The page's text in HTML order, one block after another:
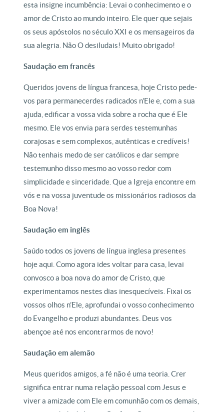
esta insigne incumbência: Levai o conhecimento e o
amor de Cristo ao mundo inteiro. Ele quer que sejais
os seus apóstolos no século XXI e os mensageiros da
sua alegria. Não O desiludais! Muito obrigado!
Saudação em francês
Queridos jovens de língua francesa, hoje Cristo pede-
vos para permanecerdes radicados n’Ele e, com a sua
ajuda, edificar a vossa vida sobre a rocha que é Ele
mesmo. Ele vos envia para serdes testemunhas
corajosas e sem complexos, autênticas e credíveis!
Não tenhais medo de ser católicos e dar sempre
testemunho disso mesmo ao vosso redor com
simplicidade e sinceridade. Que a Igreja encontre em
vós e na vossa juventude os missionários radiosos da
Boa Nova!
Saudação em inglês
Saúdo todos os jovens de língua inglesa presentes
hoje aqui. Como agora ides voltar para casa, levai
convosco a boa nova do amor de Cristo, que
experimentamos nestes dias inesquecíveis. Fixai os
vossos olhos n’Ele, aprofundai o vosso conhecimento
do Evangelho e produzi abundantes. Deus vos
abençoe até nos encontrarmos de novo!
Saudação em alemão
Meus queridos amigos, a fé não é uma teoria. Crer
significa entrar numa relação pessoal com Jesus e
viver a amizade com Ele em comunhão com os demais,